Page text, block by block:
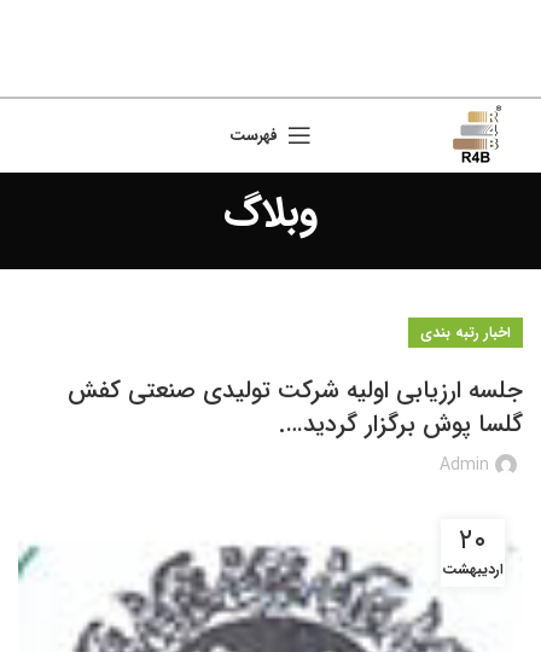
فهرست
وبلاگ
اخبار رتبه بندی
جلسه ارزیابی اولیه شرکت تولیدی صنعتی کفش
گلسا پوش برگزار گردید….
Admin
۲۰
اردیبهشت